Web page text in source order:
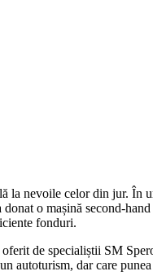
la nevoile celor din jur.
o mașină second-
fonduri.
de specialiștii SM
autoturism, dar care